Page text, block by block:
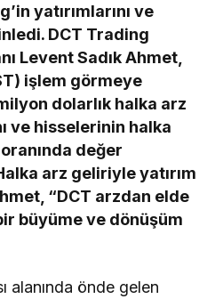
yatırımlarını ve
DCT Trading
Levent Sadık Ahmet,
işlem görmeye
dolarlık halka arz
ve hisselerinin halka
değer
arz geliriyle yatırım
“DCT arzdan elde
büyüme ve dönüşüm
alanında önde gelen